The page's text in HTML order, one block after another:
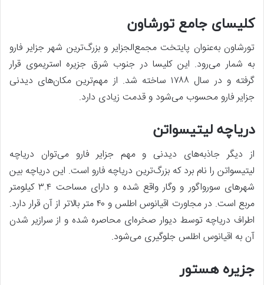
کلیسای جامع تورشاون
تورشاون به‌عنوان پایتخت مجمع‌الجزایر و بزرگ‌ترین شهر جزایر فارو
به شمار می‌رود. این کلیسا در جنوب شرق جزیره استریموی قرار
گرفته و در سال ۱۷۸۸ ساخته شد. از مهم‌ترین مکان‌های دیدنی
جزایر فارو محسوب می‌شود و قدمت زیادی دارد.
دریاچه لیتیسواتن
از دیگر جاذبه‌های دیدنی و مهم جزایر فارو می‌توان دریاچه
لیتیسواتن را نام برد که بزرگ‌ترین دریاچه فارو است. این دریاچه بین
شهرهای سورواگور و وگار واقع شده و دارای مساحت ۳.۴ کیلومتر
مربع است. در مجاورت اقیانوس اطلس و ۴۰ متر بالاتر از آن قرار دارد.
اطراف دریاچه توسط دیوار صخره‌ای محاصره شده و از سرازیر شدن
آن به اقیانوس اطلس جلوگیری می‌شود.
جزیره هستور